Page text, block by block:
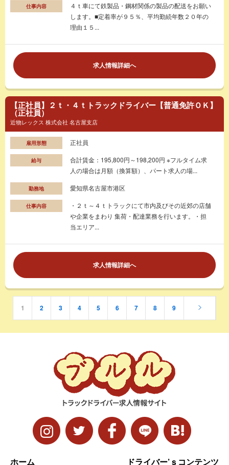
仕事内容
４ｔ車にて鉄製品・鋼材関係の製品の配送をお願い
します。■定着率が９５％、平均勤続年数２０年の
理由１５...
求人情報詳細へ
【正社員】２ｔ・４ｔトラックドライバー【普通免許ＯＫ】
（正社員）
近物レックス 株式会社 名古屋支店
雇用形態 正社員
給与
合計賃金：195,800円～198,200円 ※フルタイム求
人の場合は月額（換算額）、パート求人の場...
勤務地 愛知県名古屋市港区
仕事内容
・２ｔ～４ｔトラックにて市内及びその近郊の店舗
や企業をまわり 集荷・配達業務を行います。・担
当エリア...
求人情報詳細へ
1 2 3 4 5 6 7 8 9
ホーム ドライバー’ｓコンテンツ